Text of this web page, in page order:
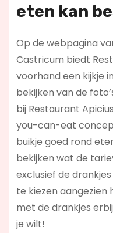
eten kan
Op de webpagina
Castricum biedt
voorhand een kijkje
bekijken van de
bij Restaurant
you-can-eat
buikje goed rond
bekijken wat de
exclusief de
te kiezen
met de drankjes
je wilt!